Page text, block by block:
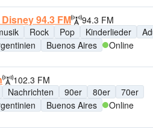
94.3 FM
94.3 FM
Rock Pop Kinderlieder
Buenos Aires Online
102.3 FM
Nachrichten 90er 80er
70er
Buenos Aires Online